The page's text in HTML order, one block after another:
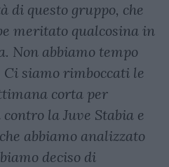
di questo gruppo, che
meritato qualcosina in
Non abbiamo tempo
siamo rimboccati le
corta per
la Juve Stabia e
abbiamo analizzato
deciso di